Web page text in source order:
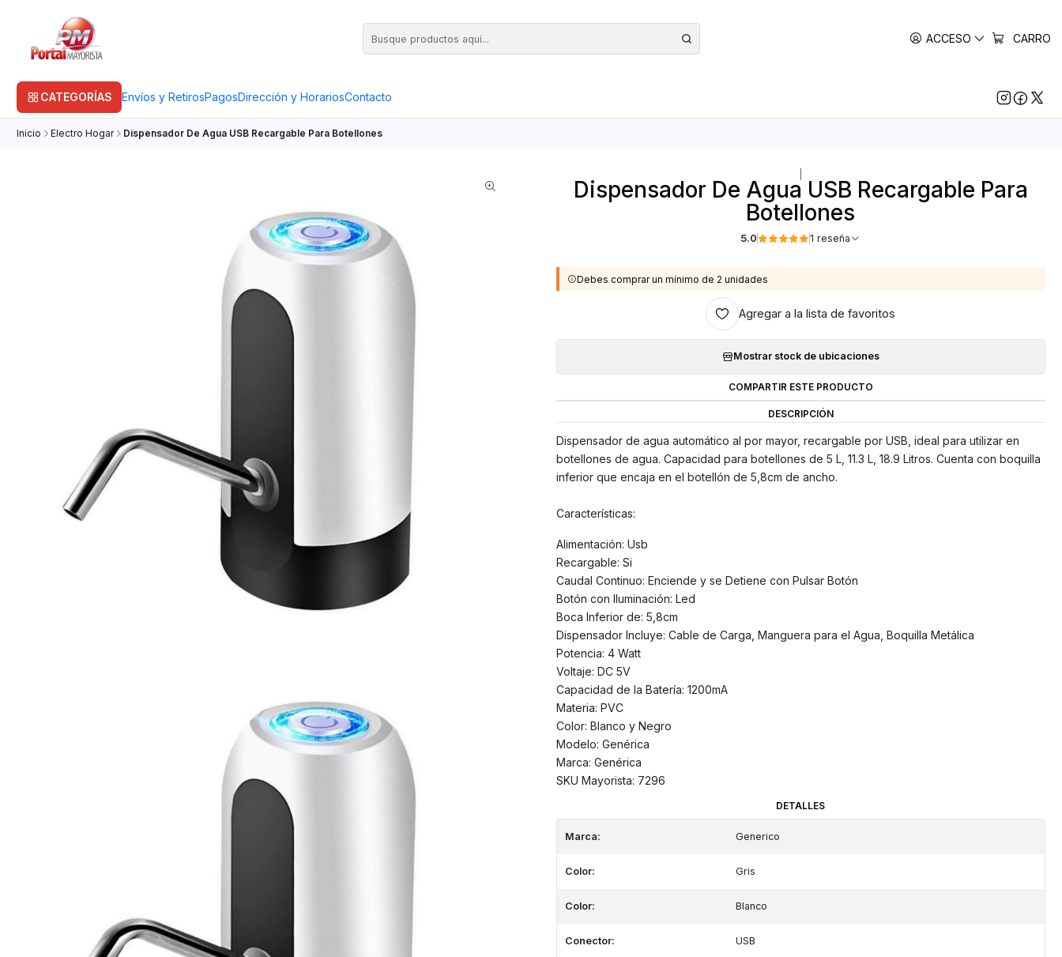
ACCESO CARRO
CATEGORÍAS Envíos y RetirosPagosDirección y HorariosContacto
Inicio Electro Hogar Dispensador De Agua USB Recargable Para Botellones
Dispensador De Agua USB Recargable Para
Botellones
5.0 1 reseña
Debes comprar un mínimo de 2 unidades
Agregar a la lista de favoritos
Mostrar stock de ubicaciones
COMPARTIR ESTE PRODUCTO
DESCRIPCIÓN
Dispensador de agua automático al por mayor, recargable por USB, ideal para utilizar en
botellones de agua. Capacidad para botellones de 5 L, 11.3 L, 18.9 Litros. Cuenta con boquilla
inferior que encaja en el botellón de 5,8cm de ancho.
Características:
Alimentación: Usb
Recargable: Si
Caudal Continuo: Enciende y se Detiene con Pulsar Botón
Botón con Iluminación: Led
Boca Inferior de: 5,8cm
Dispensador Incluye: Cable de Carga, Manguera para el Agua, Boquilla Metálica
Potencia: 4 Watt
Voltaje: DC 5V
Capacidad de la Batería: 1200mA
Materia: PVC
Color: Blanco y Negro
Modelo: Genérica
Marca: Genérica
SKU Mayorista: 7296
DETALLES
Marca: Generico
Color: Gris
Color: Blanco
Conector: USB